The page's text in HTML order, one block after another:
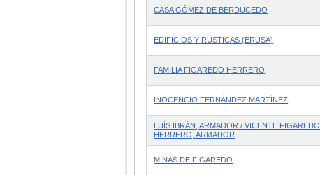
CASA GÓMEZ DE BERDUCEDO
EDIFICIOS Y RÚSTICAS (ERUSA)
FAMILIA FIGAREDO HERRERO
INOCENCIO FERNÁNDEZ MARTÍNEZ
LUÍS IBRÁN, ARMADOR / VICENTE FIGAREDO
HERRERO, ARMADOR
MINAS DE FIGAREDO